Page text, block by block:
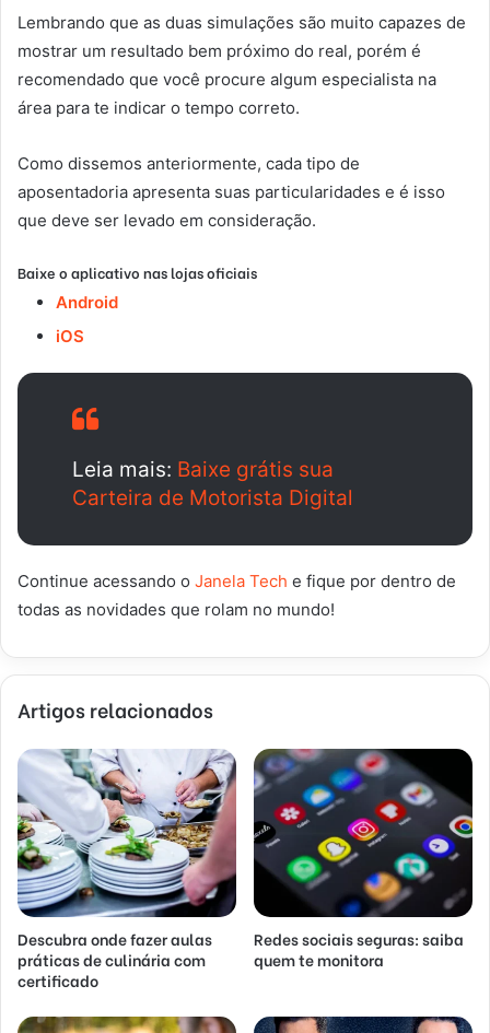
Lembrando que as duas simulações são muito capazes de
mostrar um resultado bem próximo do real, porém é
recomendado que você procure algum especialista na
área para te indicar o tempo correto.
Como dissemos anteriormente, cada tipo de
aposentadoria apresenta suas particularidades e é isso
que deve ser levado em consideração.
Baixe o aplicativo nas lojas oficiais
Android
iOS
Leia mais: Baixe grátis sua
Carteira de Motorista Digital
Continue acessando o Janela Tech e fique por dentro de
todas as novidades que rolam no mundo!
Artigos relacionados
Descubra onde fazer aulas
práticas de culinária com
certificado
Redes sociais seguras: saiba
quem te monitora